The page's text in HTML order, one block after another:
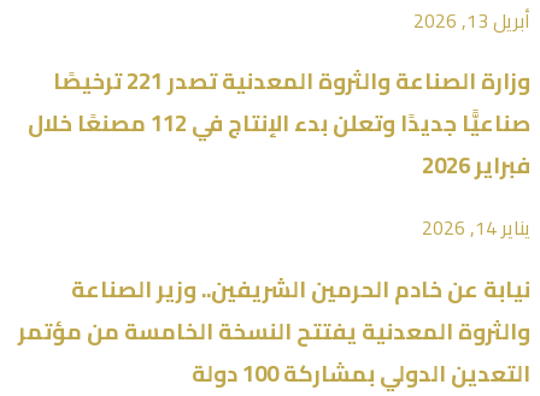
أبريل 13, 2026
وزارة الصناعة والثروة المعدنية تصدر 221 ترخيصًا
صناعيًّا جديدًا وتعلن بدء الإنتاج في 112 مصنعًا خلال
فبراير 2026
يناير 14, 2026
نيابة عن خادم الحرمين الشريفين.. وزير الصناعة
والثروة المعدنية يفتتح النسخة الخامسة من مؤتمر
التعدين الدولي بمشاركة 100 دولة